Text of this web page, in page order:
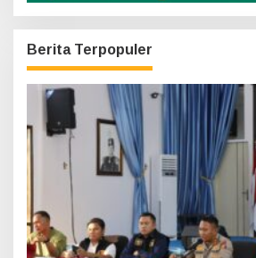
Berita Terpopuler